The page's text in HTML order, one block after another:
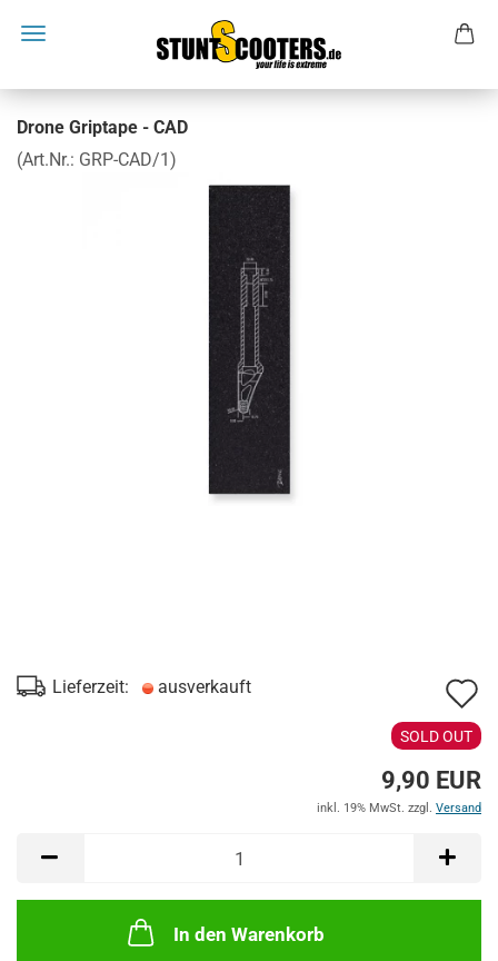
Drone Griptape - CAD
(Art.Nr.: GRP-CAD/1)
Lieferzeit: ausverkauft
SOLD OUT
9,90 EUR
inkl. 19% MwSt. zzgl. Versand
In den Warenkorb